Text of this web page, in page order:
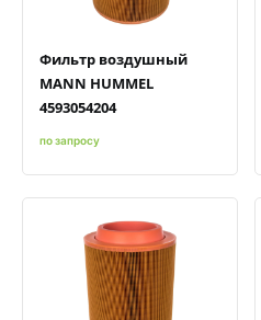
Фильтр воздушный
MANN HUMMEL
4593054204
по запросу